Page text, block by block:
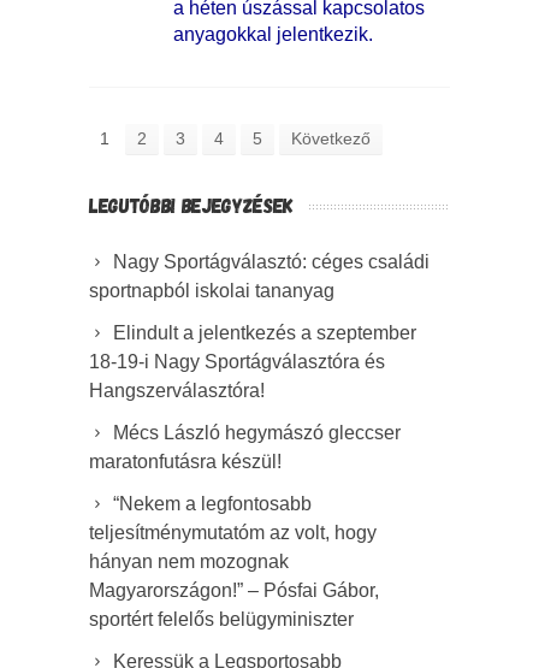
a héten úszással kapcsolatos
anyagokkal jelentkezik.
1 2 3 4 5 Következő
LEGUTÓBBI BEJEGYZÉSEK
Nagy Sportágválasztó: céges családi
sportnapból iskolai tananyag
Elindult a jelentkezés a szeptember
18-19-i Nagy Sportágválasztóra és
Hangszerválasztóra!
Mécs László hegymászó gleccser
maratonfutásra készül!
“Nekem a legfontosabb
teljesítménymutatóm az volt, hogy
hányan nem mozognak
Magyarországon!” – Pósfai Gábor,
sportért felelős belügyminiszter
Keressük a Legsportosabb